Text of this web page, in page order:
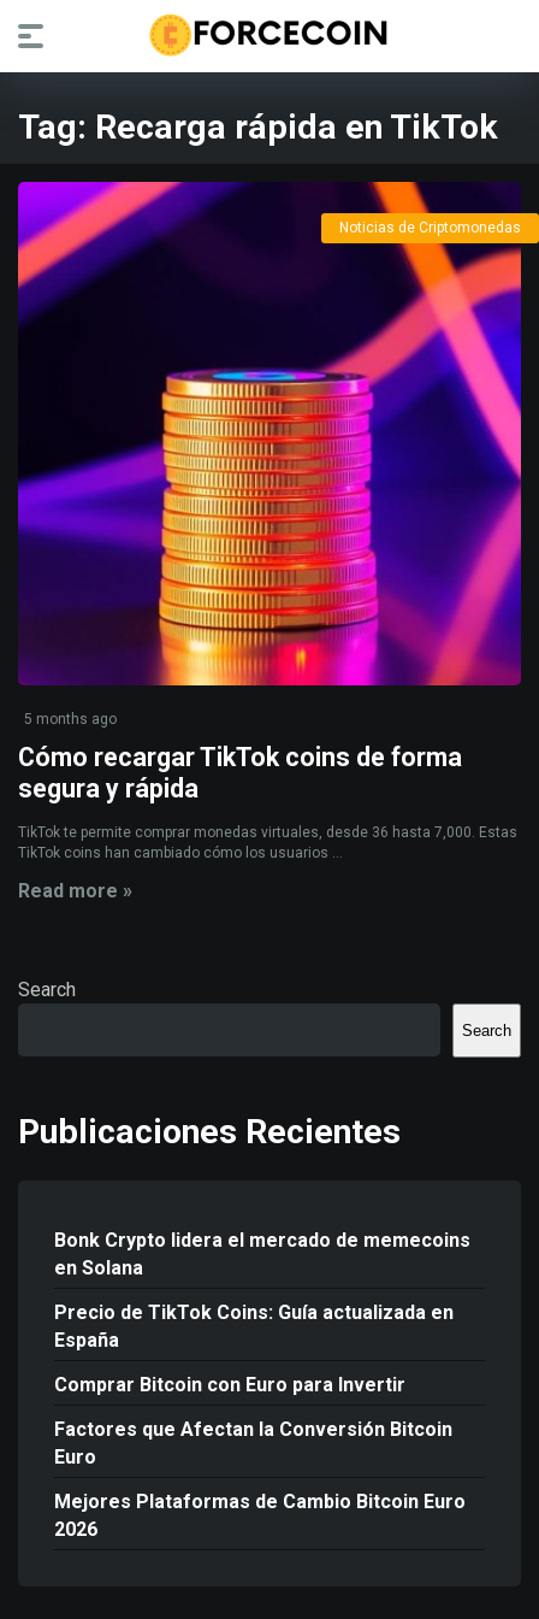
Tag: Recarga rápida en TikTok
Noticias de Criptomonedas
5 months ago
Cómo recargar TikTok coins de forma
segura y rápida
TikTok te permite comprar monedas virtuales, desde 36 hasta 7,000. Estas
TikTok coins han cambiado cómo los usuarios ...
Read more »
Search
Search
Publicaciones Recientes
Bonk Crypto lidera el mercado de memecoins
en Solana
Precio de TikTok Coins: Guía actualizada en
España
Comprar Bitcoin con Euro para Invertir
Factores que Afectan la Conversión Bitcoin
Euro
Mejores Plataformas de Cambio Bitcoin Euro
2026